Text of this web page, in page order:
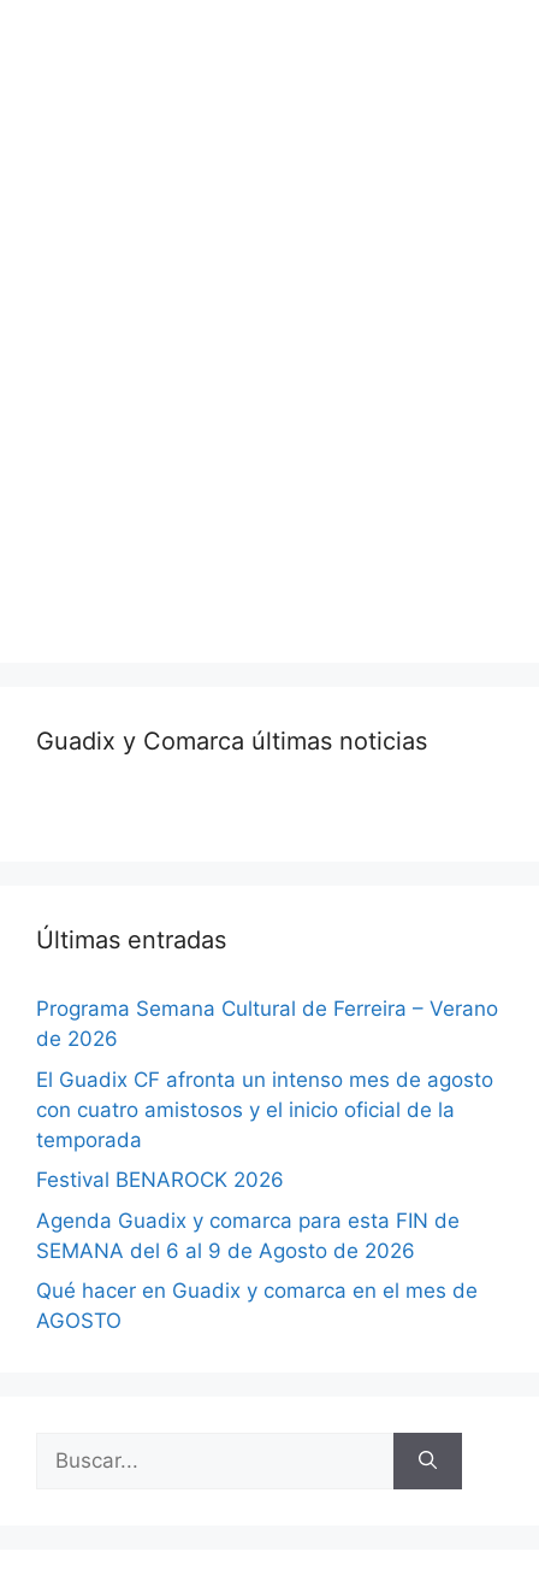
Guadix y Comarca últimas noticias
Últimas entradas
Programa Semana Cultural de Ferreira – Verano
de 2026
El Guadix CF afronta un intenso mes de agosto
con cuatro amistosos y el inicio oficial de la
temporada
Festival BENAROCK 2026
Agenda Guadix y comarca para esta FIN de
SEMANA del 6 al 9 de Agosto de 2026
Qué hacer en Guadix y comarca en el mes de
AGOSTO
Buscar: